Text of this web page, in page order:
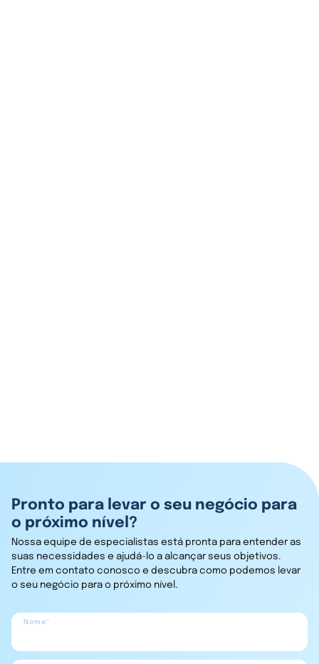
Pronto para levar o seu negócio para
o próximo nível?
Nossa equipe de especialistas está pronta para entender as
suas necessidades e ajudá-lo a alcançar seus objetivos.
Entre em contato conosco e descubra como podemos levar
o seu negócio para o próximo nível.
Nome*